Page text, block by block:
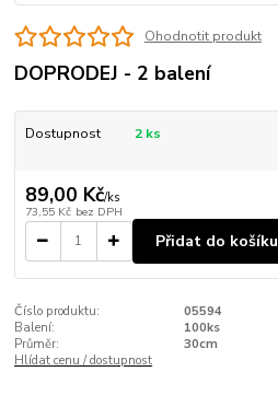
Ohodnotit produkt
DOPRODEJ - 2 balení
Dostupnost 2 ks
89,00 Kč/ks
73,55 Kč bez DPH
Přidat do košíku
Číslo produktu:
05594
Balení:
100ks
Průměr:
30cm
Hlídat cenu / dostupnost